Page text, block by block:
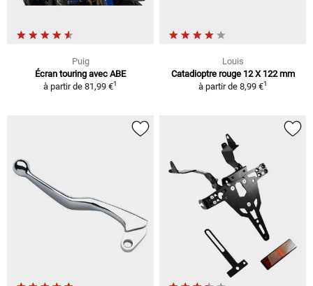
Puig
Écran touring avec ABE
à partir de 81,99 €1
Louis
Catadioptre rouge 12 X 122 mm
à partir de 8,99 €1